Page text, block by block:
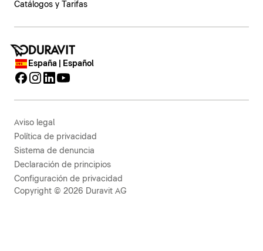
Catálogos y Tarifas
España | Español
Aviso legal
Política de privacidad
Sistema de denuncia
Declaración de principios
Configuración de privacidad
Copyright © 2026 Duravit AG